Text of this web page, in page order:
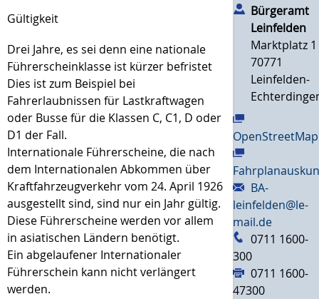
Gültigkeit
Drei Jahre, es sei denn eine nationale
Führerscheinklasse ist kürzer befristet
Dies ist zum Beispiel bei
Fahrerlaubnissen für Lastkraftwagen
oder Busse für die Klassen C, C1, D oder
D1 der Fall.
Internationale Führerscheine, die nach
dem Internationalen Abkommen über
Kraftfahrzeugverkehr vom 24. April 1926
ausgestellt sind, sind nur ein Jahr gültig.
Diese Führerscheine werden vor allem
in asiatischen Ländern benötigt.
Ein abgelaufener Internationaler
Führerschein kann nicht verlängert
werden.
Bürgeramt
Leinfelden
Marktplatz 1
70771
Leinfelden-
OpenStreetMap
BA-
leinfelden@le-
mail.de
0711 1600-
300
0711 1600-
47300